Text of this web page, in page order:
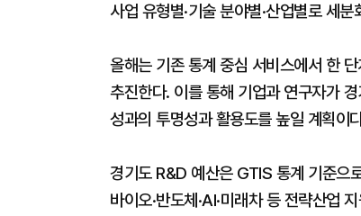
사업 유형별·기술 분야별·산업별로 세
올해는 기존 통계 중심 서비스에서 한
추진한다. 이를 통해 기업과 연구자가
성과의 투명성과 활용도를 높일 계획이
경기도 R&D 예산은 GTIS 통계 기준으
바이오·반도체·AI·미래차 등 전략산업